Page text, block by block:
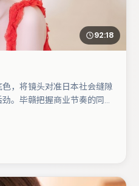
92:18
，将镜头对准日本社会缝隙
。毕赣把握商业节奏的同时
角色动机前后呼应，适合喜
成度较高，适合周末一口气